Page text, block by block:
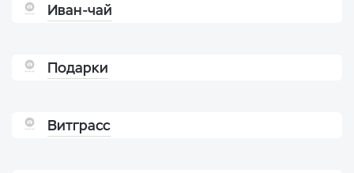
Иван-чай
Подарки
Витграсс